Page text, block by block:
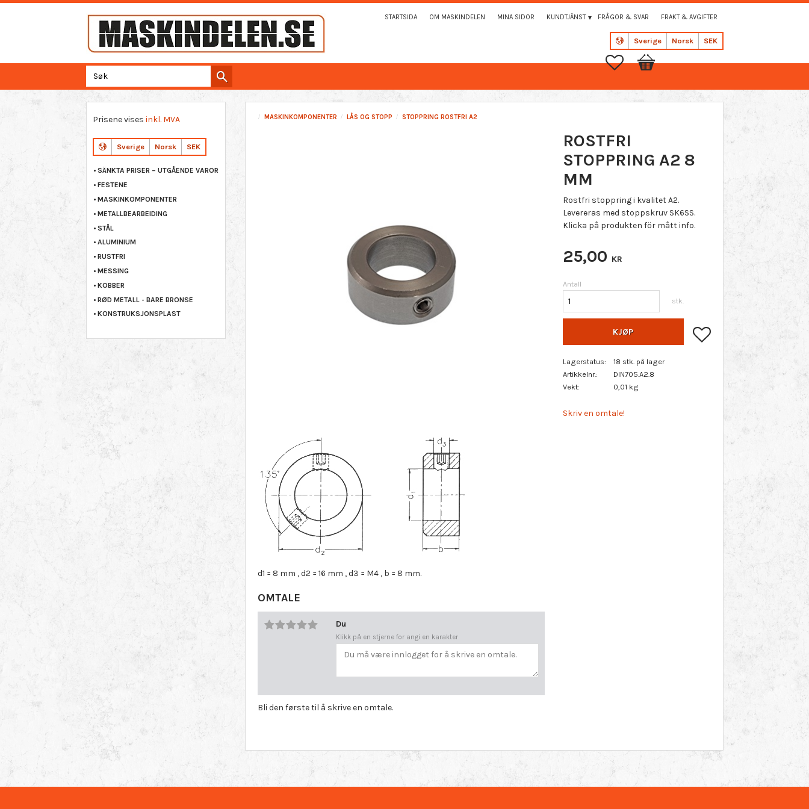
Sverige Norsk SEK
STARTSIDA OM MASKINDELEN MINA SIDOR KUNDTJÄNST FRÅGOR & SVAR FRAKT & AVGIFTER
Favoritter
Handlekurv
MASKINKOMPONENTER LÅS OG STOPP STOPPRING ROSTFRI A2
ROSTFRI
STOPPRING A2 8
MM
Rostfri stoppring i kvalitet A2.
Levereras med stoppskruv SK6SS.
Klicka på produkten för mått info.
25,00 KR
Antall
stk.
KJØP Lagre som favoritt
Lagerstatus
18 stk. på lager
Artikkelnr.
DIN705.A2.8
Vekt
0,01 kg
Skriv en omtale!
d1 = 8 mm , d2 = 16 mm , d3 = M4 , b = 8 mm.
OMTALE
Du
Klikk på en stjerne for angi en karakter
Bli den første til å skrive en omtale.
Prisene vises inkl. MVA
Sverige Norsk SEK
SÄNKTA PRISER – UTGÅENDE VAROR
FESTENE
MASKINKOMPONENTER
METALLBEARBEIDING
STÅL
ALUMINIUM
RUSTFRI
MESSING
KOBBER
RØD METALL - BARE BRONSE
KONSTRUKSJONSPLAST